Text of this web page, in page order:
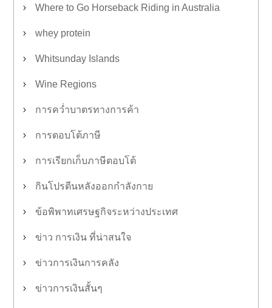
Where to Go Horseback Riding in Australia
whey protein
Whitsunday Islands
Wine Regions
การคว่ำบาตรทางการค้า
การตอบโต้ภาษี
การเรียกเก็บภาษีตอบโต้
กินโปรตีนหลังออกกำลังกาย
ข้อพิพาทเศรษฐกิจระหว่างประเทศ
ข่าว การเงิน ที่น่าสนใจ
ข่าวการเงินการคลัง
ข่าวการเงินสั้นๆ